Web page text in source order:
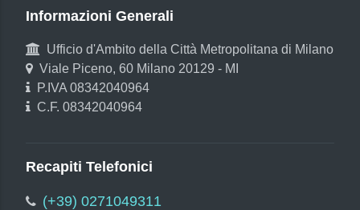
Informazioni Generali
Ufficio d'Ambito della Città Metropolitana di Milano
Viale Piceno, 60 Milano 20129 - MI
P.IVA 08342040964
C.F. 08342040964
Recapiti Telefonici
(+39) 0271049311